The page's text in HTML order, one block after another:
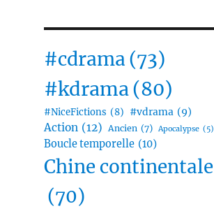
#cdrama (73)
#kdrama(80)
#NiceFictions (8) #vdrama (9)
Action (12) Ancien (7) Apocalypse (5)
Boucle temporelle (10)
Chine continentale
(70)